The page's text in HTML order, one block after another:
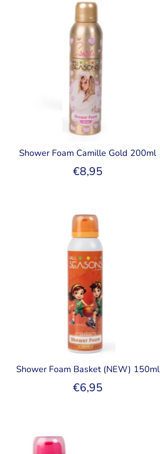
Shower Foam Camille Gold 200ml
€8,95
Shower Foam Basket (NEW) 150ml
€6,95